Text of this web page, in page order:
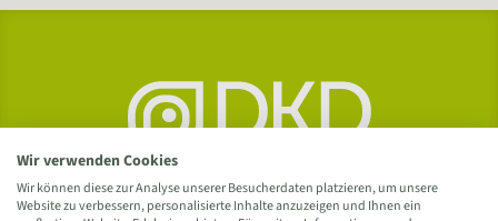
Wir verwenden Cookies
Wir können diese zur Analyse unserer Besucherdaten platzieren, um unsere
Website zu verbessern, personalisierte Inhalte anzuzeigen und Ihnen ein